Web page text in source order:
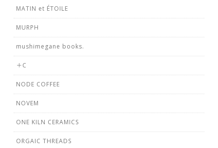
MATIN et ÉTOILE
MURPH
mushimegane books.
＋C
NODE COFFEE
NOVEM
ONE KILN CERAMICS
ORGAIC THREADS